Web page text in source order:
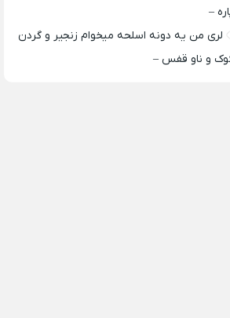
–
لری من یه دونه اسلحه میخوام زﻧﺠﻴﺮ و ﮔﺮدن
و ﻧﺎو ﻗﻔﺲ –